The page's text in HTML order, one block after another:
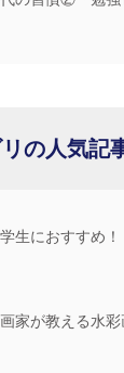
の人気記
生におすすめ
画家が教える水